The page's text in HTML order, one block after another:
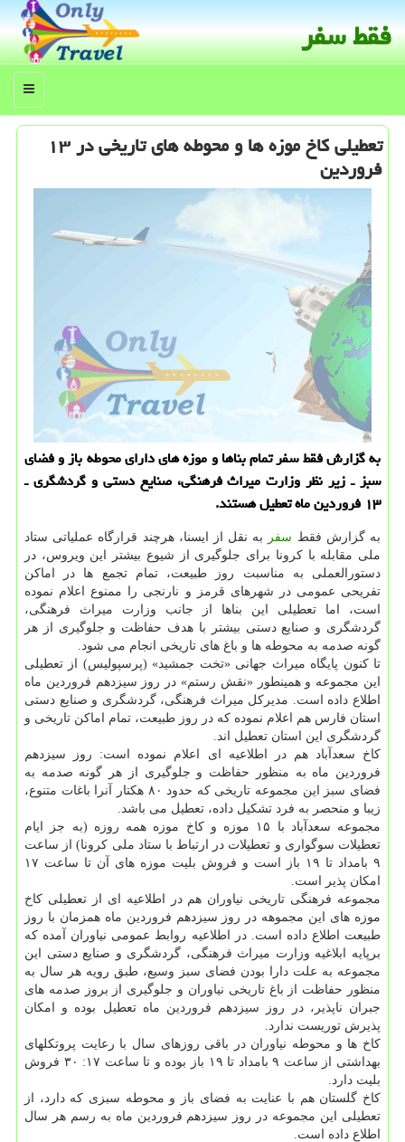
فقط سفر
منو
تعطیلی كاخ موزه ها و محوطه های تاریخی در ۱۳
فروردین
به گزارش فقط سفر تمام بناها و موزه های دارای محوطه باز و فضای
سبز ـ زیر نظر وزارت میراث فرهنگی، صنایع دستی و گردشگری ـ
۱۳ فروردین ماه تعطیل هستند.
به گزارش فقط سفر
به نقل از ایسنا، هرچند قرارگاه عملیاتی ستاد
ملی مقابله با کرونا برای جلوگیری از شیوع بیشتر این ویروس، در
دستورالعملی به مناسبت روز طبیعت، تمام تجمع ها در اماکن
تفریحی عمومی در شهرهای قرمز و نارنجی را ممنوع اعلام نموده
است، اما تعطیلی این بناها از جانب وزارت میراث فرهنگی،
گردشگری و صنایع دستی بیشتر با هدف حفاظت و جلوگیری از هر
گونه صدمه به محوطه ها و باغ های تاریخی انجام می شود.
تا کنون پایگاه میراث جهانی «تخت جمشید» (پرسپولیس) از تعطیلی
این مجموعه و همینطور «نقش رستم» در روز سیزدهم فروردین ماه
اطلاع داده است. مدیرکل میراث فرهنگی، گردشگری و صنایع دستی
استان فارس هم اعلام نموده که در روز طبیعت، تمام اماکن تاریخی و
گردشگری این استان تعطیل اند.
کاخ سعدآباد هم در اطلاعیه ای اعلام نموده است: روز سیزدهم
فروردین ماه به منظور حفاظت و جلوگیری از هر گونه صدمه به
فضای سبز این مجموعه تاریخی که حدود ۸۰ هکتار آنرا باغات متنوع،
زیبا و منحصر به فرد تشکیل داده، تعطیل می باشد.
مجموعه سعدآباد با ۱۵ موزه و کاخ موزه همه روزه (به جز ایام
تعطیلات سوگواری و تعطیلات در ارتباط با ستاد ملی کرونا) از ساعت
۹ بامداد تا ۱۹ باز است و فروش بلیت موزه های آن تا ساعت ۱۷
امکان پذیر است.
مجموعه فرهنگی تاریخی نیاوران هم در اطلاعیه ای از تعطیلی کاخ
موزه های این مجموهه در روز سیزدهم فروردین ماه همزمان با روز
طبیعت اطلاع داده است. در اطلاعیه روابط عمومی نیاوران آمده که
برپایه ابلاغیه وزارت میراث فرهنگی، گردشگری و صنایع دستی این
مجموعه به علت دارا بودن فضای سبز وسیع، طبق رویه هر سال به
منظور حفاظت از باغ تاریخی نیاوران و جلوگیری از بروز صدمه های
جبران ناپذیر، در روز سیزدهم فروردین ماه تعطیل بوده و امکان
پذیرش توریست ندارد.
کاخ ها و محوطه نیاوران در باقی روزهای سال با رعایت پروتکلهای
بهداشتی از ساعت ۹ بامداد تا ۱۹ باز بوده و تا ساعت ۱۷: ۳۰ فروش
بلیت دارد.
کاخ گلستان هم با عنایت به فضای باز و محوطه سبزی که دارد، از
تعطیلی این مجموعه در روز سیزدهم فروردین ماه به رسم هر سال
اطلاع داده است.